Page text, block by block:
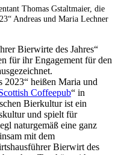
Thomas Gstaltmaier, die
Andreas und Maria Lechner
Bierwirte des Jahres“
für ihr Engagement für den
2023“ heißen Maria und
Coffeepub“ in
Bierkultur ist ein
und spielt für
naturgemäß eine ganz
mit dem
Bierwirt des